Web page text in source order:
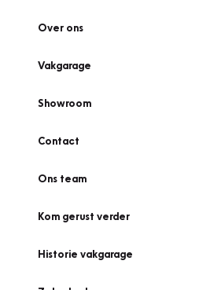
Over ons
Vakgarage
Showroom
Contact
Ons team
Kom gerust verder
Historie vakgarage